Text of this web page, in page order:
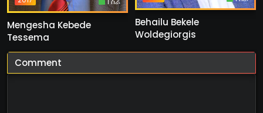
Mengesha Kebede
Tessema
Behailu Bekele
Woldegiorgis
Comment